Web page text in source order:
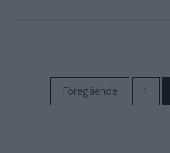
Föregående 1